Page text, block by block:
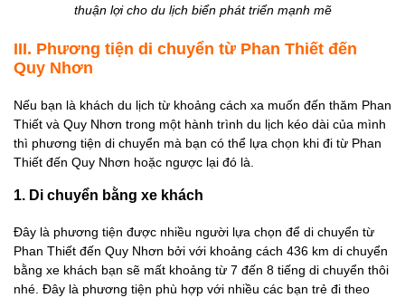
thuận lợi cho du lịch biển phát triển mạnh mẽ
III. Phương tiện di chuyển từ Phan Thiết đến
Quy Nhơn
Nếu bạn là khách du lịch từ khoảng cách xa muốn đến thăm Phan
Thiết và Quy Nhơn trong một hành trình du lịch kéo dài của mình
thì phương tiện di chuyển mà bạn có thể lựa chọn khi đi từ Phan
Thiết đến Quy Nhơn hoặc ngược lại đó là.
1. Di chuyển bằng xe khách
Đây là phương tiện được nhiều người lựa chọn để di chuyển từ
Phan Thiết đến Quy Nhơn bởi với khoảng cách 436 km di chuyển
bằng xe khách bạn sẽ mất khoảng từ 7 đến 8 tiếng di chuyển thôi
nhé. Đây là phương tiện phù hợp với nhiều các bạn trẻ đi theo